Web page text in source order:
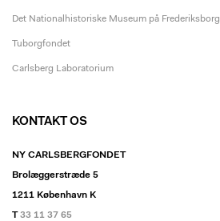
Det Nationalhistoriske Museum på Frederiksborg
Tuborgfondet
Carlsberg Laboratorium
KONTAKT OS
NY CARLSBERGFONDET
Brolæggerstræde 5
1211 København K
T33 11 37 65